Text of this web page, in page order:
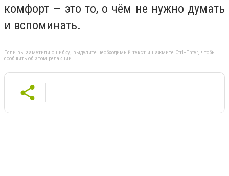
комфорт — это то, о чём не нужно думать
и вспоминать.
Если вы заметили ошибку, выделите необходимый текст и нажмите Ctrl+Enter, чтобы
сообщить об этом редакции